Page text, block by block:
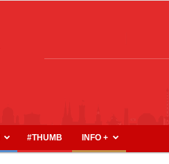
#THUMB INFO +